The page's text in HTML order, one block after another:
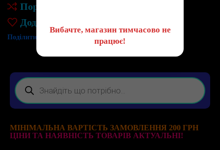
Порівняння
Додати до списку бажань
Поділитись:
МІНІМАЛЬНА ВАРТІСТЬ ЗАМОВЛЕННЯ 200 ГРН
ЦІНИ ТА НАЯВНІСТЬ ТОВАРІВ АКТУАЛЬНІ!
Вибачте, магазин тимчасово не
працює!